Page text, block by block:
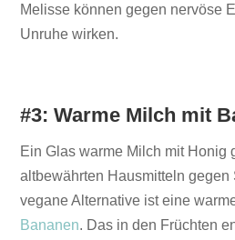
Melisse können gegen nervöse
Unruhe wirken.
#3: Warme Milch mit
Ein Glas warme Milch mit Honig
altbewährten Hausmitteln
vegane Alternative ist eine
Bananen. Das in den Früchten